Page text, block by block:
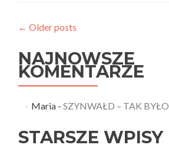
← Older posts
NAJNOWSZE
KOMENTARZE
Maria- SZYNWAŁD – TAK BYŁO
STARSZE WPISY